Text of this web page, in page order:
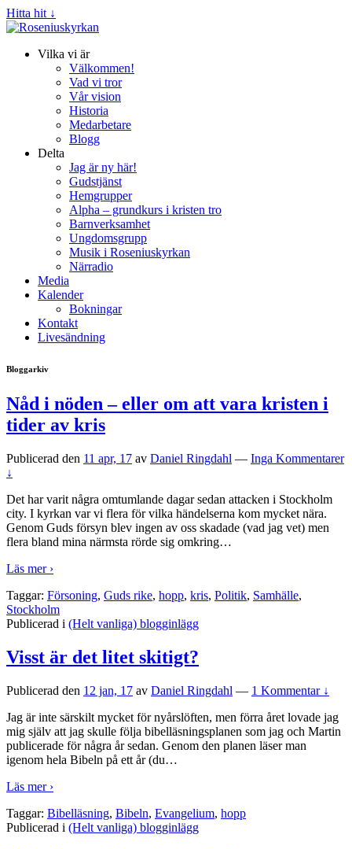
Hitta hit ↓
Vilka vi är
Välkommen!
Vad vi tror
Vår vision
Historia
Medarbetare
Blogg
Delta
Jag är ny här!
Gudstjänst
Hemgrupper
Alpha – grundkurs i kristen tro
Barnverksamhet
Ungdomsgrupp
Musik i Roseniuskyrkan
Närradio
Media
Kalender
Bokningar
Kontakt
Livesändning
Bloggarkiv
Nåd i nöden – eller om att vara kristen i
tider av kris
Publicerad den 11 apr, 17 av Daniel Ringdahl — Inga Kommentarer
↓
Det har varit några omtumlande dagar sedan attacken i Stockholm
city. I kyrkan var vi flera för vilka händelserna kom mycket nära.
Genom Guds försyn blev ingen av oss skadade (vad jag vet) men
flera bland mina närmsta rörde sig omkring…
Läs mer ›
Taggar: Försoning, Guds rike, hopp, kris, Politik, Samhälle,
Stockholm
Publicerad i (Helt vanliga) blogginlägg
Visst är det litet skitigt?
Publicerad den 12 jan, 17 av Daniel Ringdahl — 1 Kommentar ↓
Jag är inte särskilt mycket för nyårslöften, men förra året lovade jag
mig själv att jag skulle följa bibelläsningsplanen som jag och Martin
publicerade för några år sedan. Genom den planen läser man
igenom hela Bibeln på ett år (du…
Läs mer ›
Taggar: Bibelläsning, Bibeln, Evangelium, hopp
Publicerad i (Helt vanliga) blogginlägg